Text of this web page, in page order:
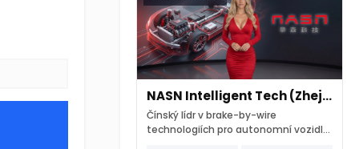
NASN Intelligent Tech (Zhejiang)
Čínský lídr v brake-by-wire
technologiích pro autonomní vozidla